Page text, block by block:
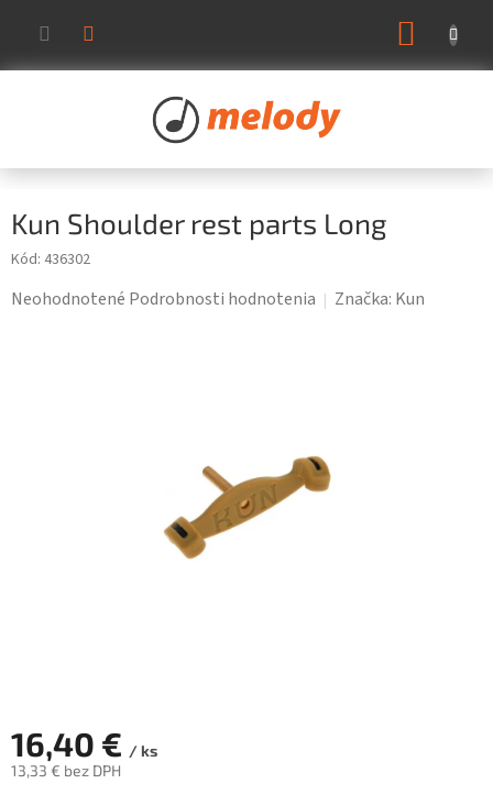
obsah
Kun Shoulder rest parts Long
Kód: 436302
Priemerné
Neohodnotené Podrobnosti hodnotenia Značka: Kun
16,40 € / ks
13,33 € bez DPH